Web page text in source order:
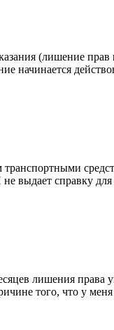
(лишение
начинается
выдает справку для
лишения права
того, что у